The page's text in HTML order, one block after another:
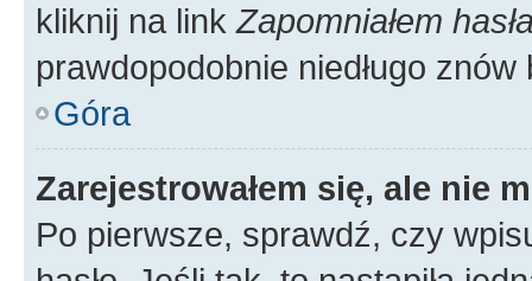
kliknij na linkZapomniałem
prawdopodobnie niedługo
Góra
Zarejestrowałem się, ale nie
Po pierwsze, sprawdź, czy